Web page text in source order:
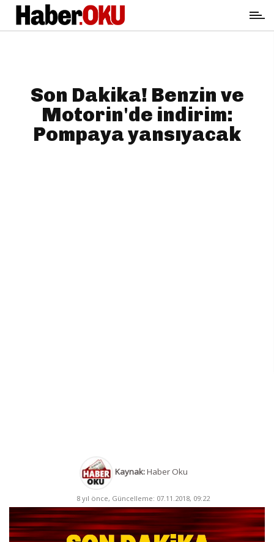
Son Dakika! Benzin ve
Motorin'de indirim:
Pompaya yansıyacak
Kaynak:Haber Oku
8 yıl önce, Güncelleme: 07.11.2018, 09:22